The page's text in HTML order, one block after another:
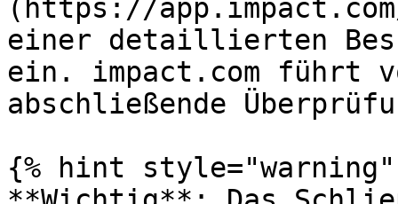
(https://
einer detaillierten
ein. impact.com führt
abschließende
{% hint style="warning"